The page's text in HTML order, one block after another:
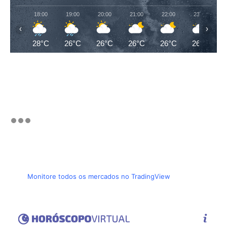
18:00
28°C
19:00
26°C
20:00
26°C
21:00
26°C
22:00
26°C
23:00
26°C
‹ ›
Monitore todos os mercados no TradingView